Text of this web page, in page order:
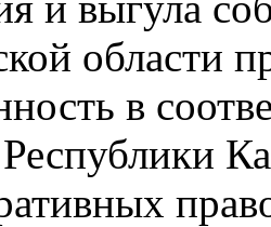
области
в